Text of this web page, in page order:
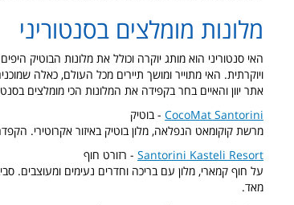
מלונות מומלצים בסנטוריני
האי סנטוריני הוא מותג יוקרה וכולל את מלונות הבוטיק
ויוקרתית. האי מתוייר ומושך תיירים מכל העולם, כאלה
אתר יוון והאיים בחר בקפידה את המלונות הכי מומלצים
CocoMat Santorini - בוטיק
מרשת קוקומאט הנפלאה, מלון בוטיק באיזור אקרוטירי.
Santorini Kasteli Resort - רזורט חוף
על חוף קמארי, מלון עם בריכה וחדרים נעימים ומעוצבים.
מאד.